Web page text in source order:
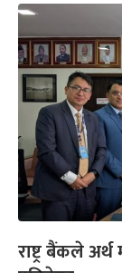
राष्ट्र बैंकले